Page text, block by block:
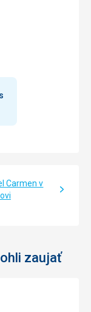
Carmen v
zaujať